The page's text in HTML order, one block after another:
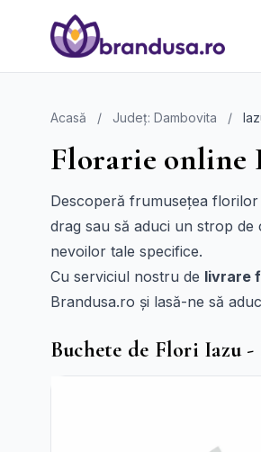
Acasă / Județ: Dambovita /
Florarie online
Descoperă frumusețea florilor
drag sau să aduci un strop de
nevoilor tale specifice.
Cu serviciul nostru de livrare
Brandusa.ro și lasă-ne să
Buchete de Flori Iazu -